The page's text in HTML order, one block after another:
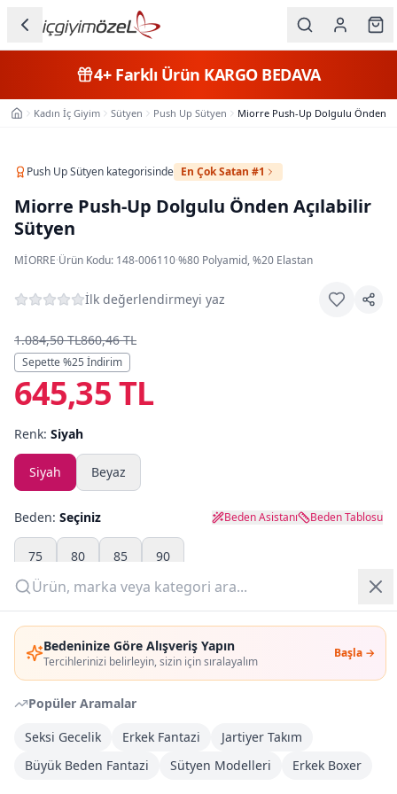
Bedeninize Göre Alışveriş Yapın
Tercihlerinizi belirleyin, sizin için sıralayalım
Başla →
Popüler Aramalar
Seksi Gecelik
Erkek Fantazi
Jartiyer Takım
Büyük Beden Fantazi
Sütyen Modelleri Erkek Boxer
Kategorileri
Erkek
Çocuk
Fantazi
Beden
Markalar
Plaj & Mayo
Yazlık Pijama
Kampanyalar
Yeni Gelenler
OUTLET
Giriş Yap
Üye Ol
4+Farklı Ürün KARGO BEDAVA
Ana SayfaKadın İç Giyim Sütyen Push Up Sütyen Miorre Push-Up Dolgulu Önden
Push Up Sütyen kategorisinde En Çok Satan #1
Miorre Push-Up Dolgulu Önden Açılabilir
Sütyen
MIORRE·Ürün Kodu: 148-006110·%80 Polyamid, %20 Elastan
İlk değerlendirmeyi yaz
1.084,50 TL860,46 TL
Sepette %25 İndirim
645,35 TL
Renk: Siyah
Siyah Beyaz
Beden: Seçiniz Beden Asistanı Beden Tablosu
75 80 85 90
Adet:
Sepete Ekle
DHL Kargoya Teslim